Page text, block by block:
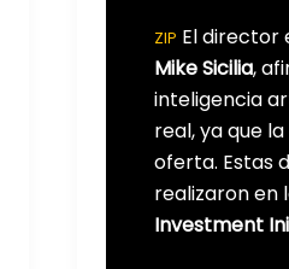
ZIP El director
Mike Sicilia,
inteligencia
real, ya que
oferta. Estas
realizaron en
Investment